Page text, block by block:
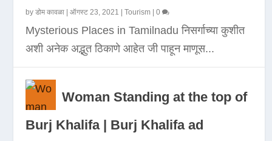
byडोम कावळा |ऑगस्ट 23, 2021 |Tourism |0
Mysterious Places in Tamilnadu निसर्गाच्या कुशीत
अशी अनेक अद्भुत ठिकाणे आहेत जी पाहून माणूस...
Woman Standing at the top of
Burj Khalifa | Burj Khalifa ad